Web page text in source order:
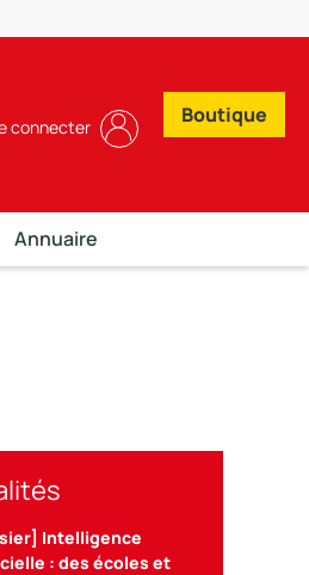
connecter Boutique
Annuaire
Intelligence
: des écoles et